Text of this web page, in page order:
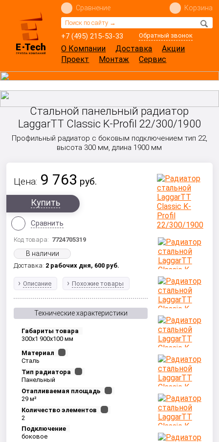
+7 (495) 215-53-33 Обратный звонок
Сравнение Корзина
О Компании Доставка
Акции
Проект
Монтаж Сервис
Стальной панельный радиатор
LaggarTT Classic K-Profil 22/300/1900
Профильный радиатор с боковым подключением тип 22,
высота 300 мм, длина 1900 мм
Цена: 9 763 руб.
Купить
Сравнить
Код товара: 7724705319
В наличии
Доставка: 2 рабочих дня, 600 руб.
Описание Похожие товары
Технические характеристики
Габариты товара
300x1 900x100 мм
Материал
Сталь
Тип радиатора
Панельный
Отапливаемая площадь
29 м²
Количество элементов
2
Подключение
боковое